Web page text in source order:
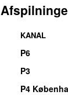
KANAL
P6
P3
P4